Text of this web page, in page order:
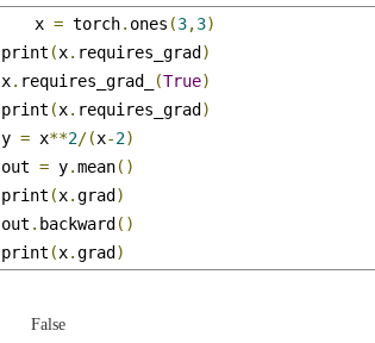
x = torch. ones (3,3)
print (x. requires_grad )
x. requires_grad_ (True)
print (x. requires_grad )
y = x**2/(x-2)
out = y.mean()
print (x.grad )
out . backward ()
print (x.grad )
False